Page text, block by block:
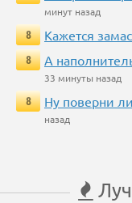
минут назад
8
Кажется
8
А
33 минуты назад
8
Ну поверни
назад